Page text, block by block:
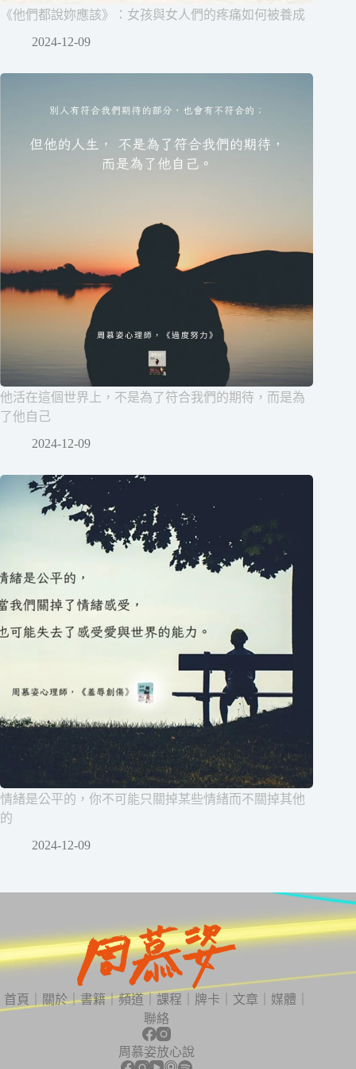
《他們都說妳應該》：女孩與女人們的疼痛如何被養成
2024-12-09
他活在這個世界上，不是為了符合我們的期待，而是為
了他自己
2024-12-09
情緒是公平的，你不可能只關掉某些情緒而不關掉其他
的
2024-12-09
首頁 關於｜書籍｜頻道｜課程 牌卡 文章 ｜媒體
聯絡
周慕姿放心說